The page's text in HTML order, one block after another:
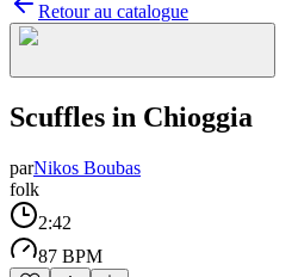
Retour au catalogue
Scuffles in Chioggia
parNikos Boubas
folk
2:42
87 BPM